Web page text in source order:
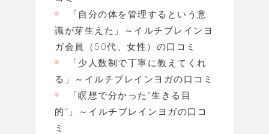
「自分の体を管理するという意
識が芽生えた」～イルチブレインヨ
ガ会員（50代、女性）の口コミ
「少人数制で丁寧に教えてくれ
る」～イルチブレインヨガの口コミ
「瞑想で分かった“生きる目
的”」～イルチブレインヨガの口コ
ミ